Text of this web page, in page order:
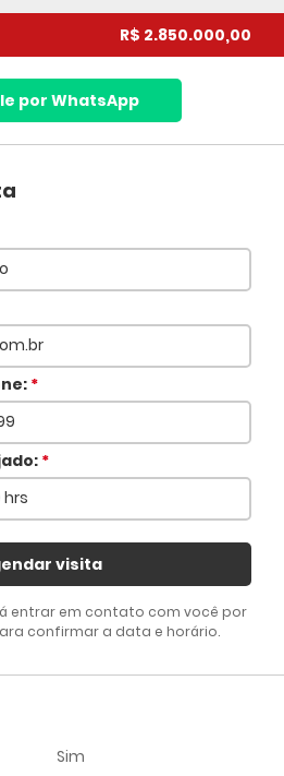
R$ 2.850.000,00
por WhatsApp
*
*
visita
entrar em contato com você por
confirmar a data e horário.
Voltar
Sim